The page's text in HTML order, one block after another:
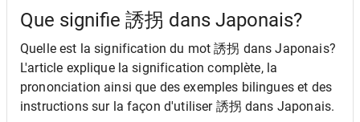
Que signifie 誘拐 dans Japonais?
Quelle est la signification du mot 誘拐 dans Japonais?
L'article explique la signification complète, la
prononciation ainsi que des exemples bilingues et des
instructions sur la façon d'utiliser 誘拐 dans Japonais.